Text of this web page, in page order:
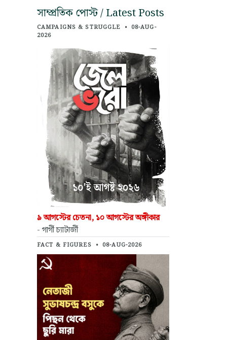
সাম্প্রতিক পোস্ট / Latest Posts
CAMPAIGNS & STRUGGLE • 08-AUG-
2026
৯ আগস্টের চেতনা, ১০ আগস্টের অঙ্গীকার
- গার্গী চ্যাটার্জী
FACT & FIGURES • 08-AUG-2026